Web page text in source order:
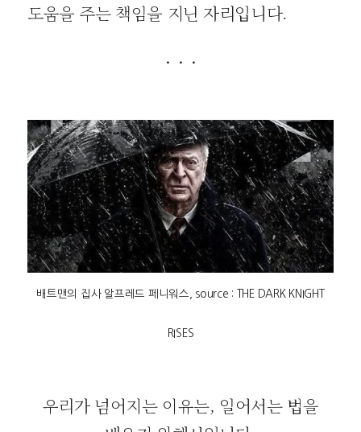
도움을 주는 책임을 지닌 자리입니다.
· · ·
배트맨의 집사 알프레드 페니워스, source : THE DARK KNIGHT
RISES
우리가 넘어지는 이유는, 일어서는 법을